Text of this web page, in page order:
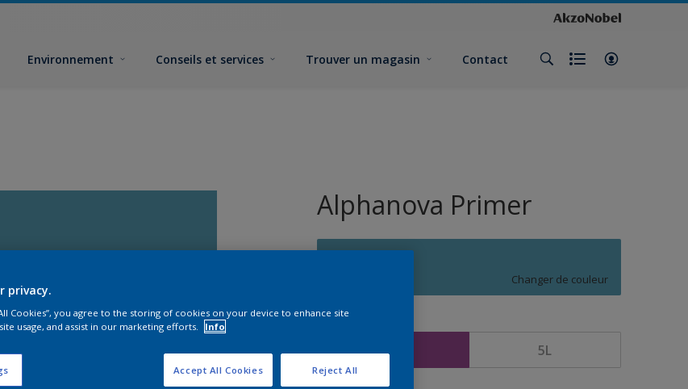
Environnement Conseils et services Trouver un magasin Contact
Alphanova Primer
Changer de couleur
1L 5L
privacy.
Cookies”, you agree to the storing of cookies on your device to enhance site
usage, and assist in our marketing efforts.
Info
Reject All
Accept All Cookies